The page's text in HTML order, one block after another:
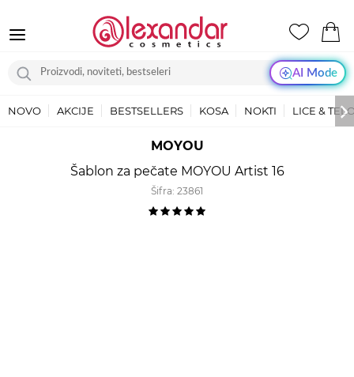
AI Mode
NOVO AKCIJE BESTSELLERS KOSA NOKTI LICE &
MOYOU
Šablon za pečate MOYOU Artist 16
Šifra: 23861